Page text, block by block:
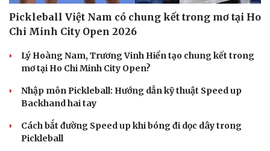
Pickleball Việt Nam có chung kết trong mơ tại Ho
Chi Minh City Open 2026
Lý Hoàng Nam, Trương Vinh Hiển tạo chung kết trong
mơ tại Ho Chi Minh City Open?
Nhập môn Pickleball: Hướng dẫn kỹ thuật Speed up
Backhand hai tay
Cách bắt đường Speed up khi bóng đi dọc dây trong
Pickleball